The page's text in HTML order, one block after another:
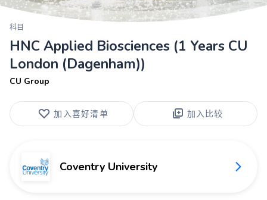
科目
HNC Applied Biosciences (1 Years CU
London (Dagenham))
CU Group
加入喜好清单 加入比较
Coventry University